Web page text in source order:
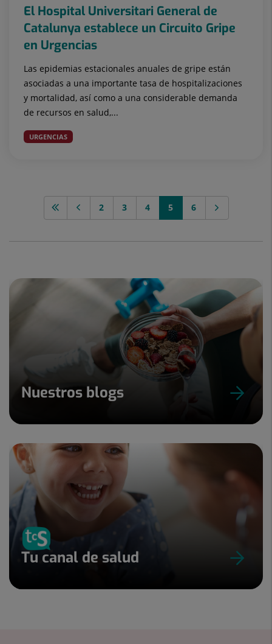
El Hospital Universitari General de
Catalunya establece un Circuito Gripe
en Urgencias
Las epidemias estacionales anuales de gripe están
asociadas a una importante tasa de hospitalizaciones
y mortalidad, así como a una considerable demanda
de recursos en salud,...
URGENCIAS
2 3 4 5 6
Nuestros blogs
Tu canal de salud